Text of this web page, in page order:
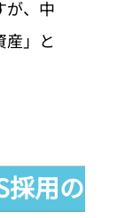
が、中
産」と
用の成